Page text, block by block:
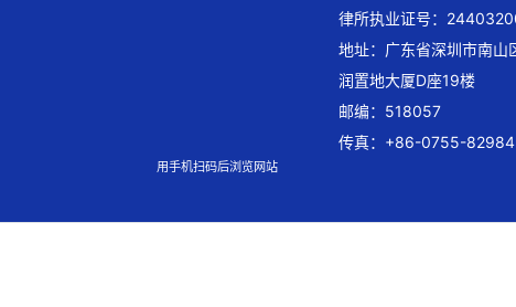
用手机扫码后浏览网站
律所执业证号：
地址：广东省深圳市南山
润置地大厦D座19楼
邮编：518057
传真：+86-0755-